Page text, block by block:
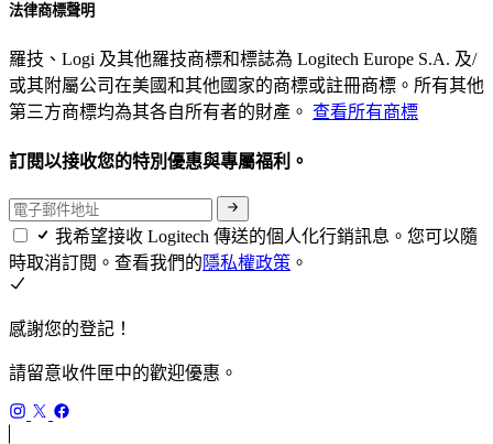
法律商標聲明
羅技、Logi 及其他羅技商標和標誌為 Logitech Europe S.A. 及/
或其附屬公司在美國和其他國家的商標或註冊商標。所有其他
第三方商標均為其各自所有者的財產。 查看所有商標
訂閱以接收您的特別優惠與專屬福利。
我希望接收 Logitech 傳送的個人化行銷訊息。您可以隨
時取消訂閱。查看我們的隱私權政策 。
感謝您的登記！
請留意收件匣中的歡迎優惠。